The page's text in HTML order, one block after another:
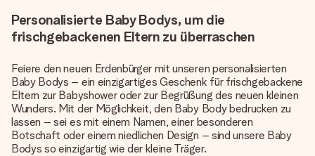
Personalisierte Baby Bodys, um die
frischgebackenen Eltern zu überraschen
Feiere den neuen Erdenbürger mit unseren personalisierten
Baby Bodys – ein einzigartiges Geschenk für frischgebackene
Eltern zur Babyshower oder zur Begrüßung des neuen kleinen
Wunders. Mit der Möglichkeit, den Baby Body bedrucken zu
lassen – sei es mit einem Namen, einer besonderen
Botschaft oder einem niedlichen Design – sind unsere Baby
Bodys so einzigartig wie der kleine Träger.